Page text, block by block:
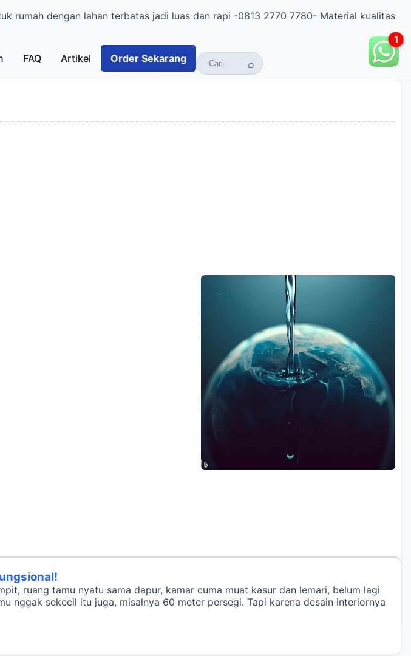
rumah dengan lahan terbatas jadi luas dan rapi -0813 2770 7780- Material kualitas
FAQ Artikel Order Sekarang
ruang tamu nyatu sama dapur, kamar cuma muat kasur dan lemari, belum lagi
nggak sekecil itu juga, misalnya 60 meter persegi. Tapi karena desain interiornya
1